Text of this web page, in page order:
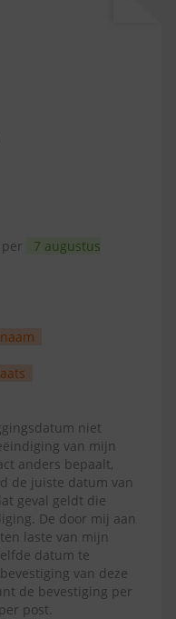
7 augustus
niet
van mijn
anders bepaalt,
de juiste datum van
geval geldt die
De door mij aan
laste van mijn
datum te
van deze
de bevestiging per
post.